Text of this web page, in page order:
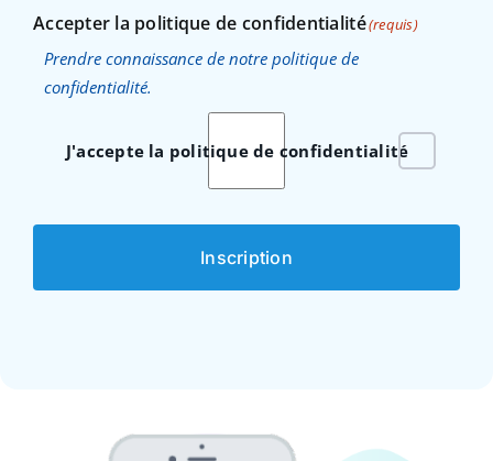
Accepter la politique de confidentialité(requis)
Prendre connaissance de notre politique de
confidentialité.
J'accepte la politique de confidentialité
Inscription